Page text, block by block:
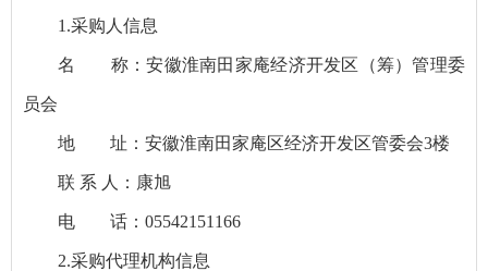
1.采购人信息
名 称：安徽淮南田家庵经济开发区（筹）管理委
员会
地 址：安徽淮南田家庵区经济开发区管委会3楼
联 系 人：康旭
电 话：05542151166
2.采购代理机构信息